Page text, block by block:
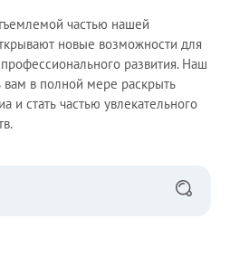
частью нашей
новые возможности для
развития. Наш
в полной мере раскрыть
и стать частью увлекательного